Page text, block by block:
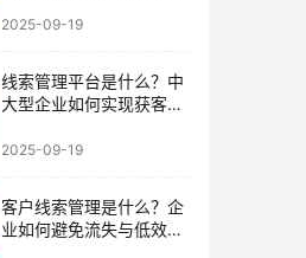
2025-09-19
线索管理平台是什么？中
大型企业如何实现获客到
2025-09-19
客户线索管理是什么？企
业如何避免流失与低效跟